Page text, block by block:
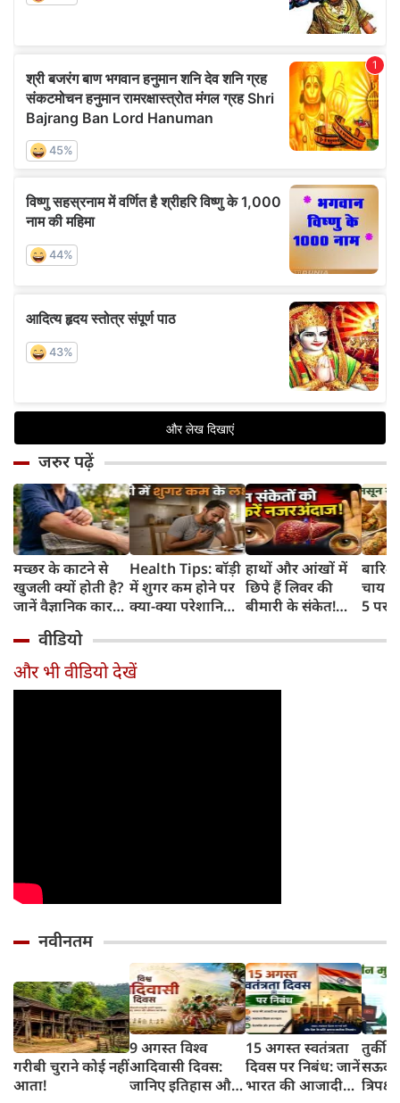
जरुर पढ़ें
मच्छर के काटने से
खुजली क्यों होती है?
जानें वैज्ञानिक कारण
Health Tips: बॉड़ी
में शुगर कम होने पर
क्या-क्या परेशानियां
बातें
हाथों और आंखों में
छिपे हैं लिवर की
बीमारी के संकेत!
नजरअंदाज
चाय
5
वीडियो
और भी वीडियो देखें
नवीनतम
गरीबी चुराने कोई नहीं
आता!
9 अगस्त विश्व
आदिवासी दिवस:
जानिए इतिहास और
15 अगस्त स्वतंत्रता
दिवस पर निबंध: जानें
भारत की आजादी
तुर्की,
सऊदी